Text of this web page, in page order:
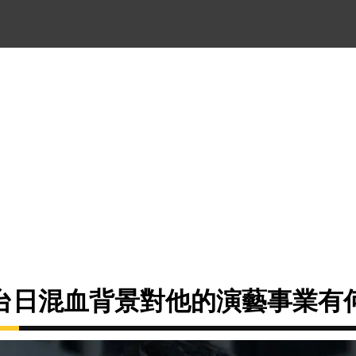
日混血背景對他的演藝事業有